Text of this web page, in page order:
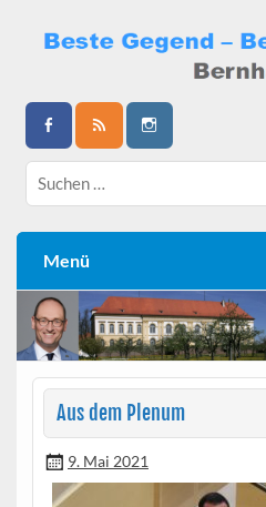
content
Bernhard Seidenath
Menü
Aus dem Plenum
9. Mai 2021